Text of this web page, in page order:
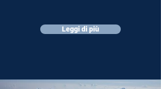
Leggi di più